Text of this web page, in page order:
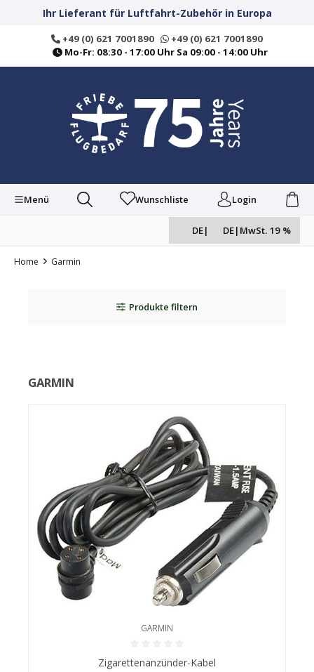
springenIhr Lieferant für Luftfahrt-Zubehör in Europa
+49 (0) 621 7001890
+49 (0) 621 7001890
Mo-Fr: 08:30 - 17:00 Uhr Sa 09:00 - 14:00 Uhr
Menü Wunschliste Login
DE| DE| MwSt. 19 %
Home Garmin
Produkte filtern
GARMIN
GARMIN
Durchschnittliche Bewertung von 0 von 5 Sternen
Zigarettenanzünder-Kabel